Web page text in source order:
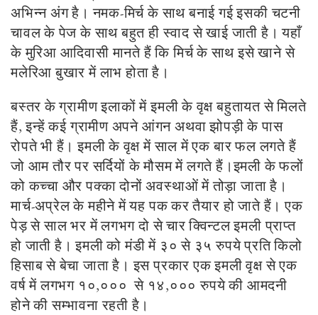
अभिन्न अंग है। नमक-मिर्च के साथ बनाई गई इसकी चटनी
चावल के पेज के साथ बहुत ही स्वाद से खाई जाती है। यहाँ
के मुरिआ आदिवासी मानते हैं कि मिर्च के साथ इसे खाने से
मलेरिआ बुखार में लाभ होता है।
बस्तर के ग्रामीण इलाकों में इमली के वृक्ष बहुतायत से मिलते
हैं, इन्हें कई ग्रामीण अपने आंगन अथवा झोपड़ी के पास
रोपते भी हैं। इमली के वृक्ष में साल में एक बार फल लगते हैं
जो आम तौर पर सर्दियों के मौसम में लगते हैं।इमली के फलों
को कच्चा और पक्का दोनों अवस्थाओं में तोड़ा जाता है।
मार्च-अप्रेल के महीने में यह पक कर तैयार हो जाते हैं। एक
पेड़ से साल भर में लगभग दो से चार क्विन्टल इमली प्राप्त
हो जाती है। इमली को मंडी में ३० से ३५ रुपये प्रति किलो
हिसाब से बेचा जाता है। इस प्रकार एक इमली वृक्ष से एक
वर्ष में लगभग १०,००० से १४,००० रुपये की आमदनी
होने की सम्भावना रहती है।